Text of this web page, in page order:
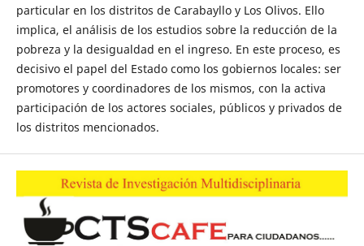
particular en los distritos de Carabayllo y Los Olivos. Ello
implica, el análisis de los estudios sobre la reducción de la
pobreza y la desigualdad en el ingreso. En este proceso, es
decisivo el papel del Estado como los gobiernos locales: ser
promotores y coordinadores de los mismos, con la activa
participación de los actores sociales, públicos y privados de
los distritos mencionados.